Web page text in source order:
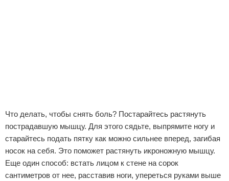
Что делать, чтобы снять боль? Постарайтесь растянуть
пострадавшую мышцу. Для этого сядьте, выпрямите ногу и
старайтесь подать пятку как можно сильнее вперед, загибая
носок на себя. Это поможет растянуть икроножную мышцу.
Еще один способ: встать лицом к стене на сорок
сантиметров от нее, расставив ноги, упереться руками выше